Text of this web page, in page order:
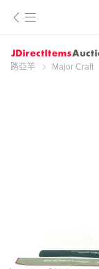
路亞竿
Major Craft